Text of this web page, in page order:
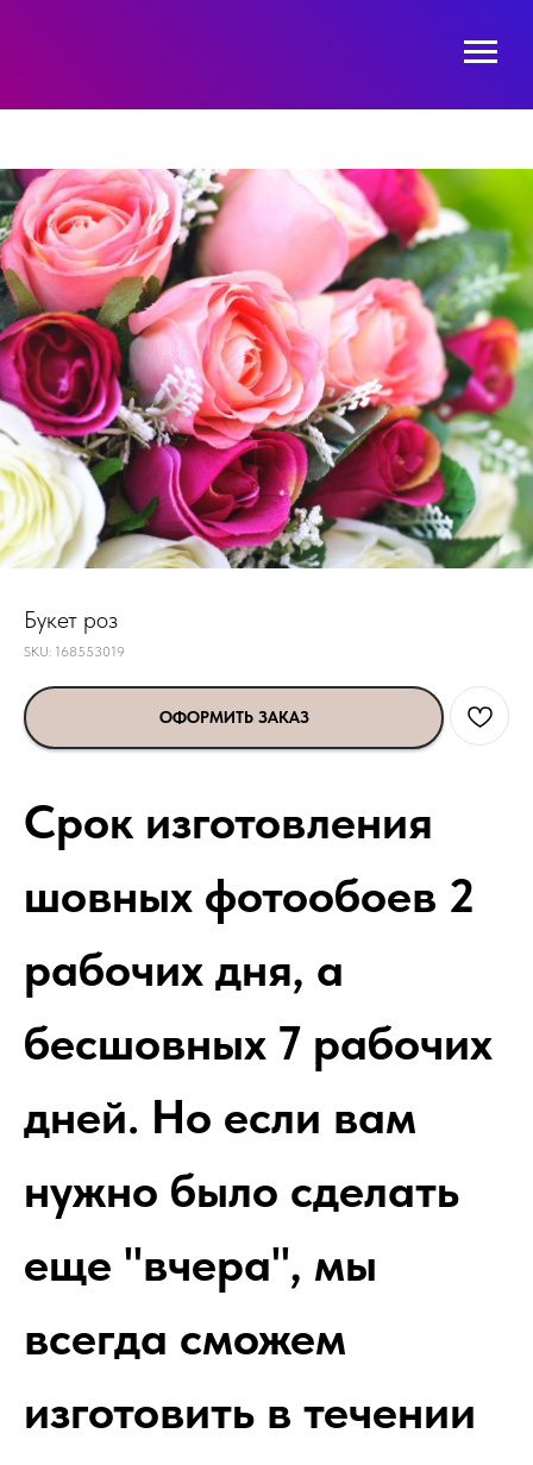
Букет роз
SKU: 168553019
ОФОРМИТЬ ЗАКАЗ
Срок изготовления
шовных фотообоев 2
рабочих дня, а
бесшовных 7 рабочих
дней. Но если вам
нужно было сделать
еще "вчера", мы
всегда сможем
изготовить в течении